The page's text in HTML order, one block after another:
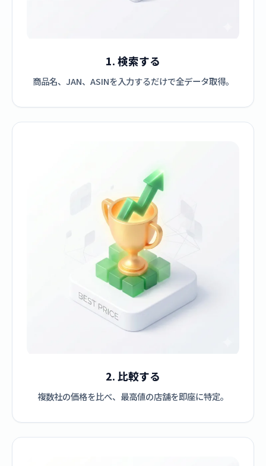
1. 検索する
商品名、JAN、ASINを入力するだけで全データ取得。
2. 比較する
複数社の価格を比べ、最高値の店舗を即座に特定。